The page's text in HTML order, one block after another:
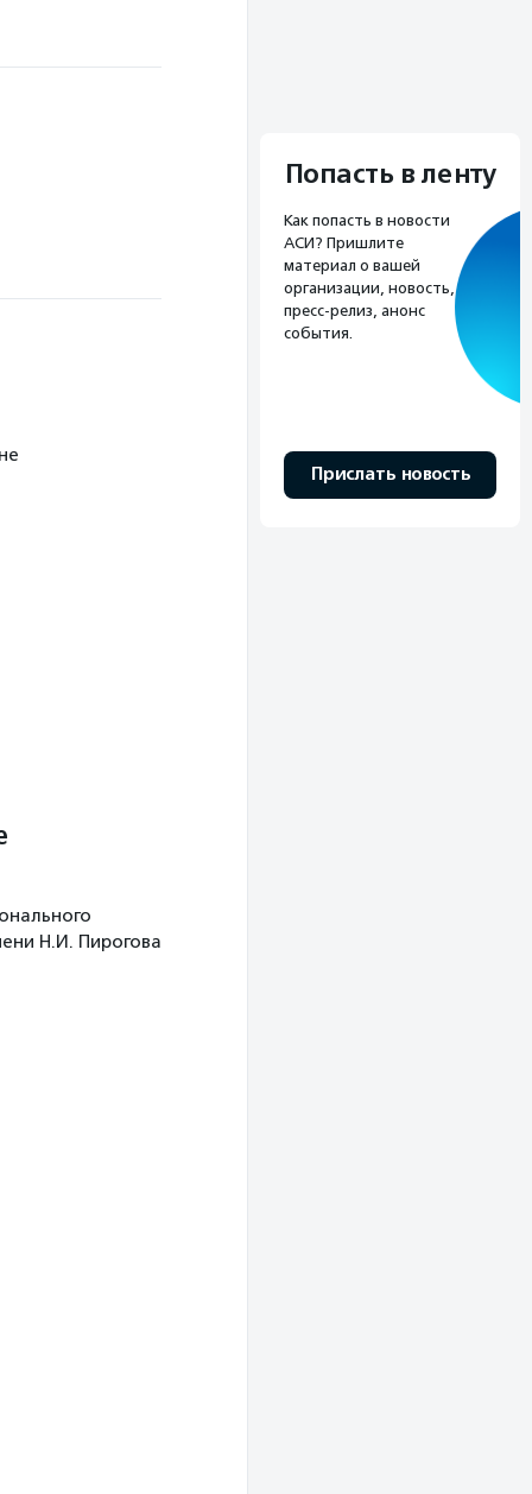
Н.И. Пирогова
Попасть в ленту
Как попасть в новости
АСИ? Пришлите
материал о вашей
организации, новость,
пресс-релиз, анонс
события.
Прислать новость